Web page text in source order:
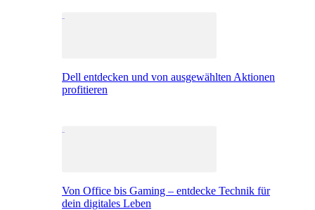
Dell entdecken und von ausgewählten Aktionen
profitieren
Von Office bis Gaming – entdecke Technik für
dein digitales Leben